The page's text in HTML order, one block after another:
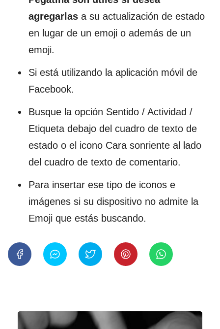
agregarlas a su actualización de estado
en lugar de un emoji o además de un
emoji.
Si está utilizando la aplicación móvil de
Facebook.
Busque la opción Sentido / Actividad /
Etiqueta debajo del cuadro de texto de
estado o el icono Cara sonriente al lado
del cuadro de texto de comentario.
Para insertar ese tipo de iconos e
imágenes si su dispositivo no admite la
Emoji que estás buscando.